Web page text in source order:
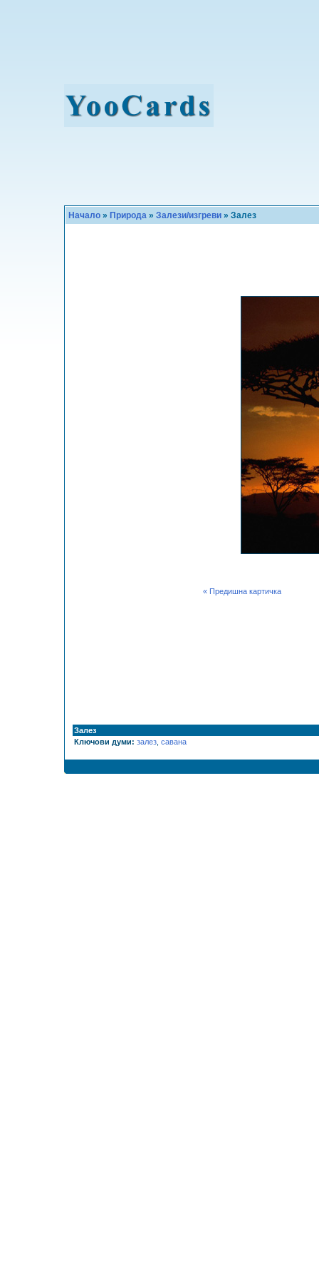
Начало » Природа » Залези/изгреви » Залез
« Предишна картичка
Залез
Ключови думи: залез савана